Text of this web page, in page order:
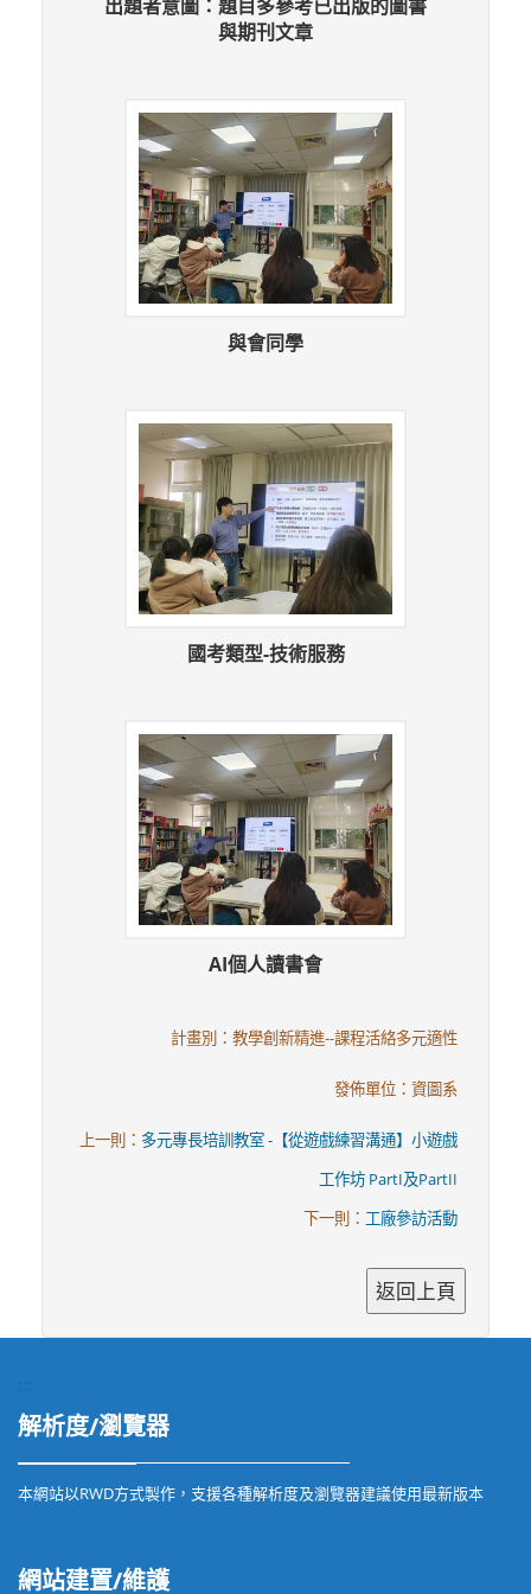
出題者意圖：題目多參考已出版的圖書
與期刊文章
與會同學
國考類型-技術服務
AI個人讀書會
計畫別：教學創新精進--課程活絡多元適性
發佈單位：資圖系
上一則： 多元專長培訓教室 -【從遊戲練習溝通】小遊戲
工作坊 PartI及PartII
下一則： 工廠參訪活動
解析度/瀏覽器
本網站以RWD方式製作，支援各種解析度及瀏覽器建議使用最新版本
網站建置/維護